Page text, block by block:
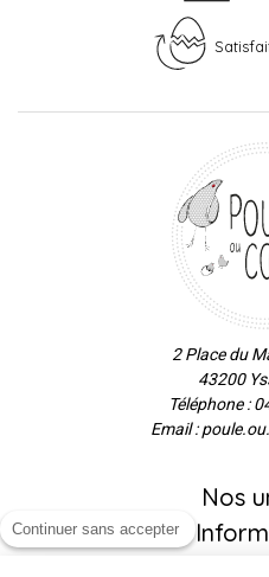
2 Place du
43200
Téléphone :
Email :
Nos
Continuer sans accepter